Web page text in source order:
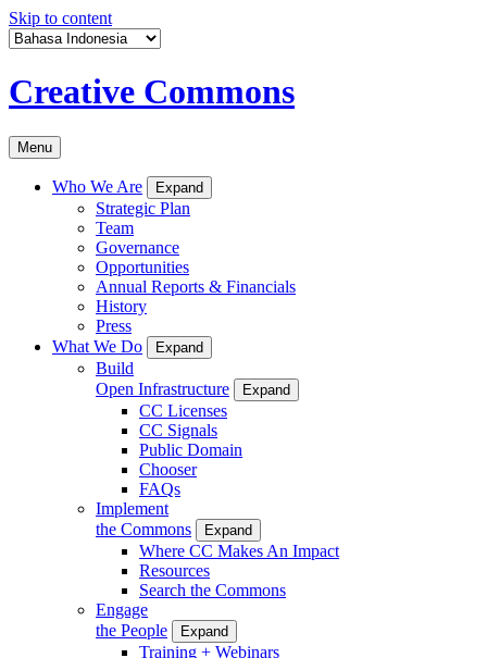
Skip to content
Creative Commons
Menu
Who We Are Expand
Strategic Plan
Team
Governance
Opportunities
Annual Reports & Financials
History
Press
What We Do
Expand
Build
Open Infrastructure
Expand
CC Licenses
CC Signals
Public Domain
Chooser
FAQs
Implement
the Commons
Expand
Where CC Makes An Impact
Resources
Search the Commons
Engage
the People
Expand
Training + Webinars